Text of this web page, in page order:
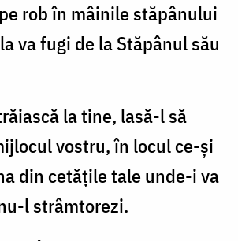
rob în mâinile stăpânului
va fugi de la Stăpânul său
la tine, lasă-l să
vostru, în locul ce-şi
din cetăţile tale unde-i va
l strâmtorezi.